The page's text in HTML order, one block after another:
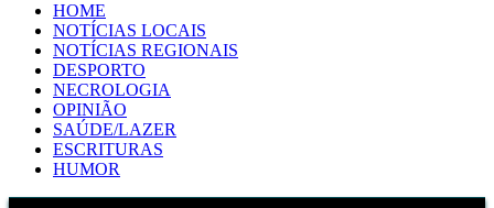
HOME
NOTÍCIAS LOCAIS
NOTÍCIAS REGIONAIS
DESPORTO
NECROLOGIA
OPINIÃO
SAÚDE/LAZER
ESCRITURAS
HUMOR